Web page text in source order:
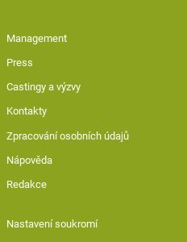
Management
Press
Castingy a výzvy
Kontakty
Zpracování osobních údajů
Nápověda
Redakce
Nastavení soukromí